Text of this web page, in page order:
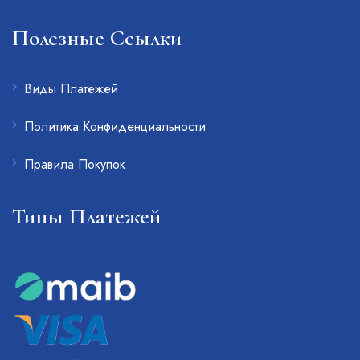
Полезные Ссылки
Виды Платежей
Политика Конфиденциальности
Правила Покупок
Типы Платежей